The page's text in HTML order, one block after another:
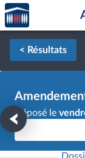
Aller au contenu
Aller en bas de la
Accèder
à la
page
d'accueil
< Résultats
Déposé le